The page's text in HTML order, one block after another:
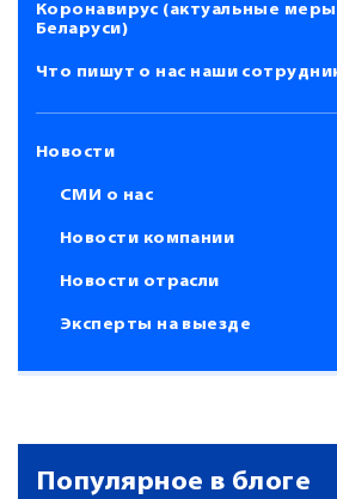
Коронавирус (актуальные
Беларуси)
Что пишут о нас наши
Новости
СМИ о нас
Новости компании
Новости отрасли
Эксперты на выезде
Популярное в блоге